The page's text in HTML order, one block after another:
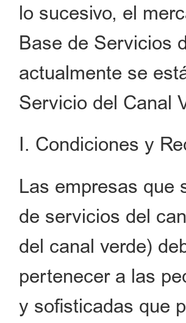
lo sucesivo, el
Base de Servicios
actualmente se
Servicio del Canal
I. Condiciones y
Las empresas que
de servicios del
del canal verde)
pertenecer a las
y sofisticadas que